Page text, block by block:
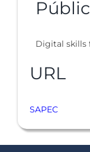
Digital skills
URL
SAPEC